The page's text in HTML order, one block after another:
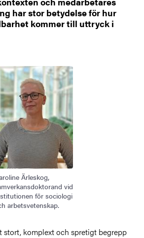
har stor betydelse för hur
kommer till uttryck i
Ärleskog,
vid
för sociologi
arbetsvetenskap.
stort, komplext och spretigt begrepp